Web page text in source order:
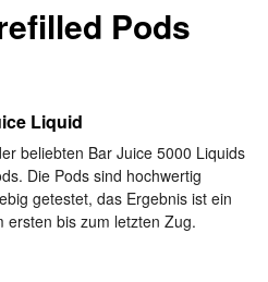
Pods
Liquid
beliebten Bar Juice 5000 Liquids
Die Pods sind hochwertig
getestet, das Ergebnis ist ein
ersten bis zum letzten Zug.